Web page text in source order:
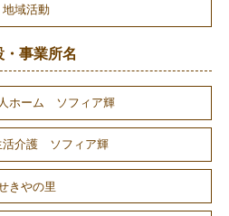
地域活動
・事業所名
ホーム ソフィア輝
活介護 ソフィア輝
きやの里